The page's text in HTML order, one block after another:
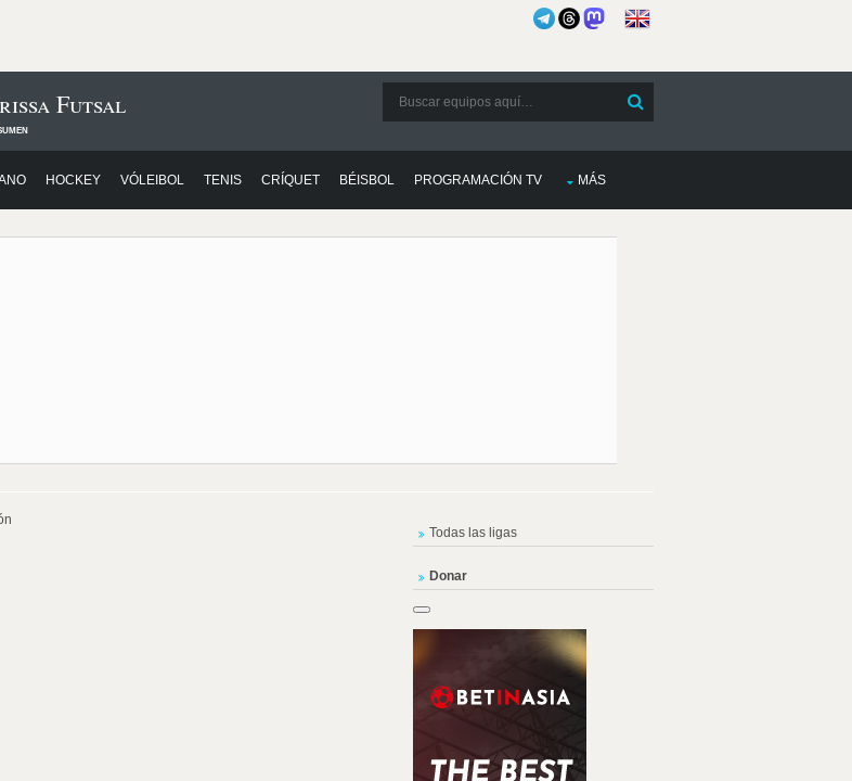
Futsal
HOCKEY VÓLEIBOL TENIS CRÍQUET BÉISBOL PROGRAMACIÓN TV MÁS
Todas las ligas
Donar